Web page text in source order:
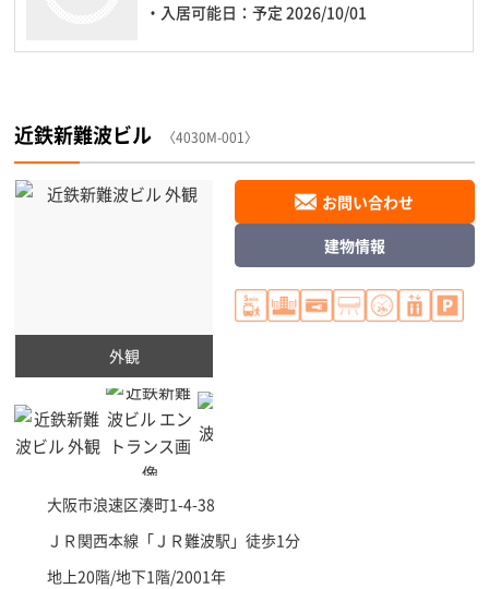
・入居可能日：予定 2026/10/01
近鉄新難波ビル 〈4030M-001〉
外観
大阪市浪速区湊町1-4-38
ＪＲ関西本線「ＪＲ難波駅 」徒歩1分
地上20階/地下1階/2001年
お問い合わせ
建物情報